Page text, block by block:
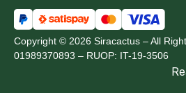
Copyright © 2026 Siracactus – All
01989370893 – RUOP: IT-19-3506